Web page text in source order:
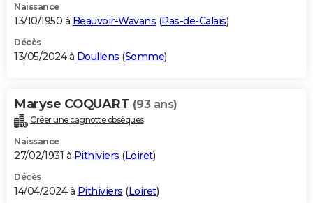
Naissance
13/10/1950 à Beauvoir-Wavans (Pas-de-Calais)
Décès
13/05/2024 à Doullens (Somme)
Maryse COQUART (93 ans)
Créer une cagnotte obsèques
Naissance
27/02/1931 à Pithiviers (Loiret)
Décès
14/04/2024 à Pithiviers (Loiret)